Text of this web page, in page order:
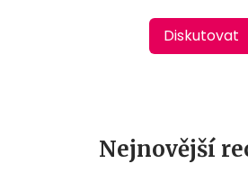
Diskutovat
Nejnovější